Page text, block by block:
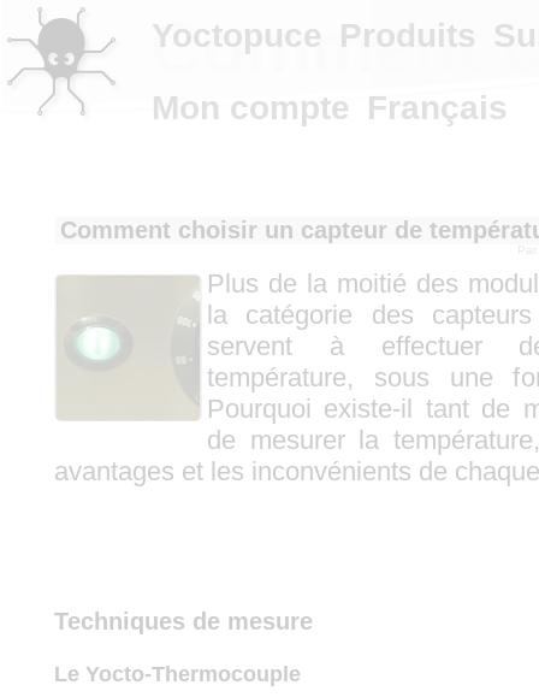
Comment
Comment choisir un capteur de
Par
Plus de la moitié des
la catégorie des capteurs
servent à effectuer
température, sous une
Pourquoi existe-il tant de
de mesurer la
avantages et les inconvénients de
Techniques de mesure
Le Yocto-Thermocouple
Yoctopuce Produits
Mon compte Français